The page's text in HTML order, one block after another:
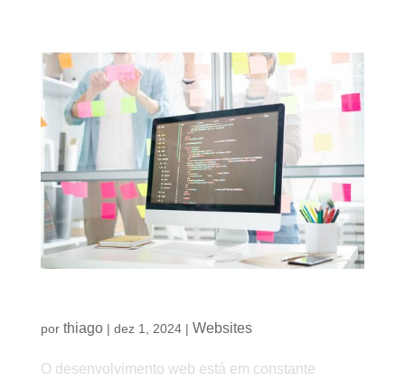
por thiago| dez 1, 2024| Websites
O desenvolvimento web está em constante